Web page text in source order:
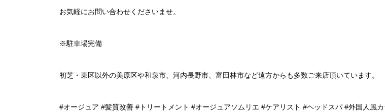
お気軽にお問い合わせくださいませ。
※駐車場完備
初芝・東区以外の美原区や和泉市、河内長野市、富田林市など遠方からも多数ご来店頂いています。
#オージュア #髪質改善 #トリートメント #オージュアソムリエ #ケアリスト #ヘッドスパ #外国人風